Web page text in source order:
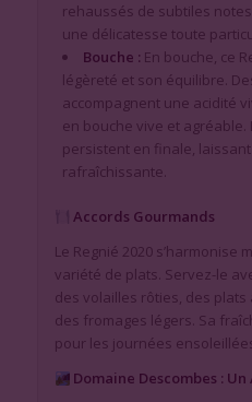
rehaussés de subtiles
une délicatesse toute
Bouche : En bouche, ce
légèreté et son équilibre.
accompagnent une acidité
en bouche vive et
persistent en finale,
rafraîchissante.
Accords Gourmands
Le Regnié 2020 s’harmonise
variété de plats. Servez-le
des volailles rôties, des
des fromages légers. Sa
pour les journées
Domaine Descombes :